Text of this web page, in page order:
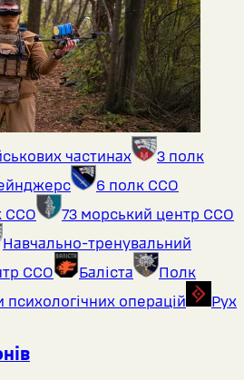
частинах
3 полк
6 полк ССО
ССО
73 морський центр ССО
Навчально-тренувальний
ССО Баліста
Полк
психологічних операцій
Рух